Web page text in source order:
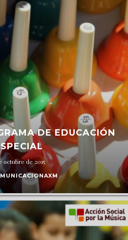
DE EDUCACIÓN
octubre de 2015